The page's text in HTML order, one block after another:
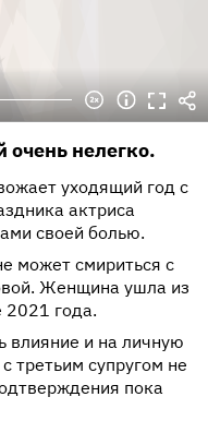
очень нелегко.
уходящий год с
актриса
своей болью.
может смириться с
Женщина ушла из
2021 года.
влияние и на личную
третьим супругом не
пока